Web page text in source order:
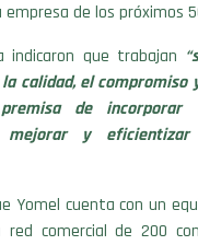
de los próximos
indicaron que trabajan
calidad, el compromiso
de incorporar
mejorar y eficientizar
Yomel cuenta con un
red comercial de 200